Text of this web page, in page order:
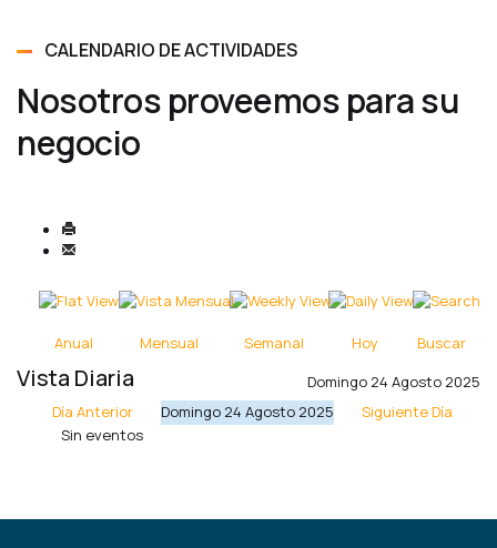
CALENDARIO DE ACTIVIDADES
Nosotros proveemos para su
negocio
Anual Mensual Semanal Hoy Buscar
Vista Diaria
Domingo 24 Agosto 2025
Día Anterior
Domingo 24 Agosto 2025
Siguiente Día
Sin eventos